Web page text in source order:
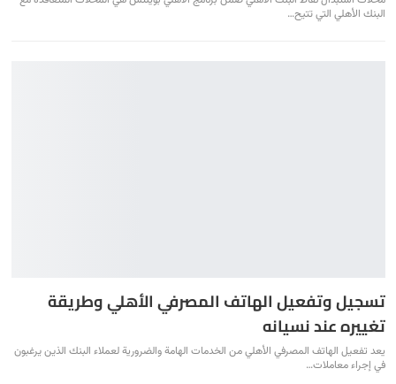
البنك الأهلي التي تتيح…
تسجيل وتفعيل الهاتف المصرفي الأهلي وطريقة
تغييره عند نسيانه
يعد تفعيل الهاتف المصرفي الأهلي من الخدمات الهامة والضرورية لعملاء البنك الذين يرغبون
في إجراء معاملات…